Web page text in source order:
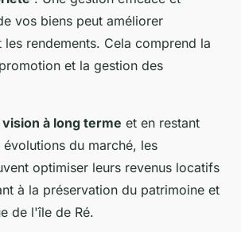
vos biens peut améliorer
rendements. Cela comprend la
et la gestion des
vision à long terme et en restant
du marché, les
optimiser leurs revenus locatifs
à la préservation du patrimoine et
de l'île de Ré.